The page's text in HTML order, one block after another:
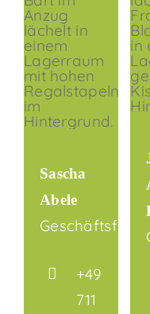
Sascha
Abele
Geschäftsführer
+49
711